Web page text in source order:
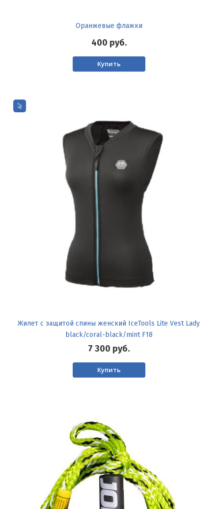
Оранжевые флажки
400 руб.
Купить
Жилет с защитой спины женский IceTools Lite Vest Lady
black/coral-black/mint F18
7 300 руб.
Купить